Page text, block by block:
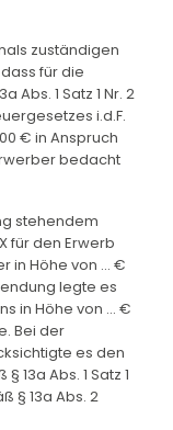
zuständigen
für die
Abs. 1 Satz 1 Nr. 2
i.d.F.
€ in Anspruch
bedacht
stehendem
für den Erwerb
in Höhe von ... €
legte es
in Höhe von ... €
Bei der
es den
13a Abs. 1 Satz 1
§ 13a Abs. 2